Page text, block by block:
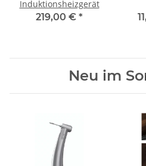
Induktionsheizgerät
219,00 € *
Neu im